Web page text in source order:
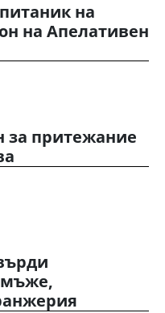
на
на Апелативен
за притежание
мъже,